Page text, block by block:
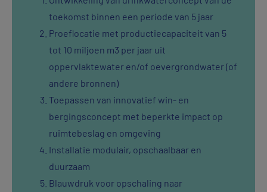
toekomst binnen een periode van 5 jaar
Proeflocatie met productiecapaciteit van 5
tot 10 miljoen m3 per jaar uit
oppervlaktewater en/of oevergrondwater (of
andere bronnen)
Toepassen van innovatief win- en
bergingsconcept met beperkte impact op
ruimtebeslag en omgeving
Installatie modulair, opschaalbaar en
duurzaam
Blauwdruk voor opschaling naar